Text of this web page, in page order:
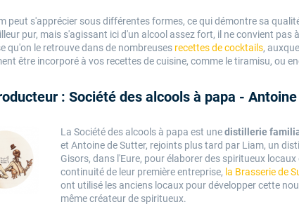
peut s'apprécier sous différentes formes, ce qui démontre sa
pur, mais s'agissant ici d'un alcool assez fort, il ne convient pas
qu'on le retrouve dans de nombreuses recettes de cocktails,
être incorporé à vos recettes de cuisine, comme le tiramisu, ou
: Société des alcools à papa - Antoine
La Société des alcools à papa est unedistillerie
et Antoine de Sutter, rejoints plus tard par Liam, un
Gisors, dans l'Eure, pour élaborer des spiritueux
continuité de leur première entreprise, la Brasserie de
ont utilisé les anciens locaux pour développer cette
même créateur de spiritueux.